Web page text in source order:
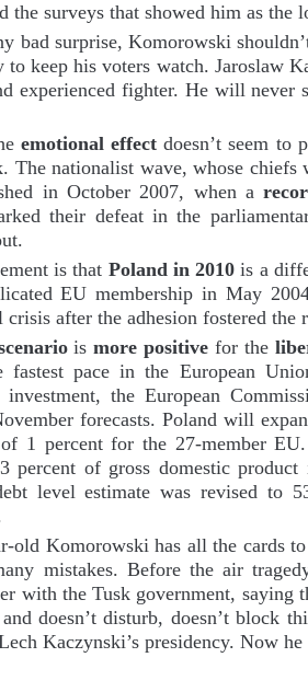
the surveys that showed him as the
bad surprise, Komorowski
to keep his voters watch. Jaroslaw
experienced fighter. He will never
emotional effect doesn’t seem to
The nationalist wave, whose chiefs
in October 2007, when a
their defeat in the
is that Poland in 2010 is a
EU membership in May
after the adhesion fostered the
ismore positive for the
fastest pace in the European
investment, the European
forecasts. Poland will
1 percent for the 27-member
percent of gross domestic
level estimate was revised to
old Komorowski has all the cards
mistakes. Before the air
with the Tusk government, saying
doesn’t disturb, doesn’t block
Kaczynski’s presidency. Now he